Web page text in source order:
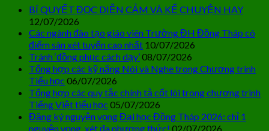
BÍ QUYẾT ĐỌC DIỄN CẢM VÀ KỂ CHUYỆN HAY
12/07/2026
Các ngành đào tạo giáo viên Trường ĐH Đồng Tháp có
điểm sàn xét tuyển cao nhất 10/07/2026
Tránh ‘đồng phục cách dạy’08/07/2026
Tổng hợp các kỹ năng Nói và Nghe trong Chương trình
Tiểu học 06/07/2026
Tổng hợp các quy tắc chính tả cốt lõi trong chương trình
Tiếng Việt tiểu học 05/07/2026
Đăng ký nguyện vọng Đại học Đồng Tháp 2026: chỉ 1
nguyện vọng, xét đa phương thức! 02/07/2026